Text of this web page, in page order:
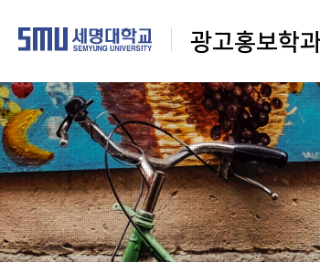
광고홍보학